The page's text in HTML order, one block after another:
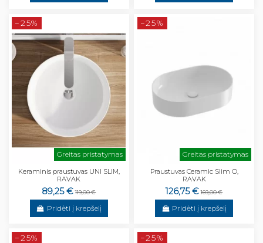
−25%
Greitas pristatymas
Keraminis praustuvas UNI SLIM,
RAVAK
89,25 € 119,00 €
Pridėti į krepšelį
−25%
Greitas pristatymas
Praustuvas Ceramic Slim O,
RAVAK
126,75 € 169,00 €
Pridėti į krepšelį
−25% −25%